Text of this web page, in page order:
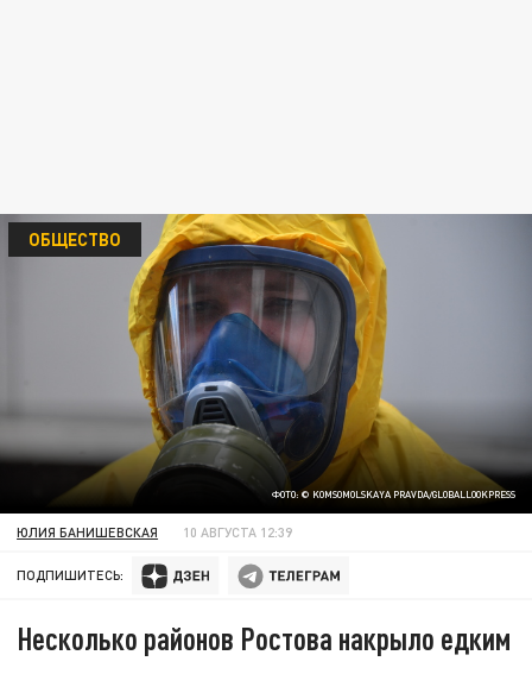
ФОТО: © KOMSOMOLSKAYA PRAVDA/GLOBALLOOKPRESS
ОБЩЕСТВО
ЮЛИЯ БАНИШЕВСКАЯ 10 АВГУСТА 12:39
ПОДПИШИТЕСЬ:
Несколько районов Ростова накрыло едким